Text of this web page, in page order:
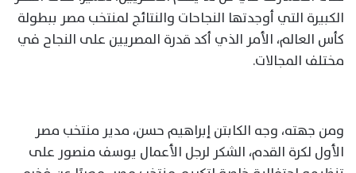
الكبيرة التي أوجدتها النجاحات والنتائج لمنتخب مصر ببطولة
كأس العالم، الأمر الذي أكد قدرة المصريين على النجاح في
مختلف المجالات.
ومن جهته، وجه الكابتن إبراهيم حسن، مدير منتخب مصر
الأول لكرة القدم، الشكر لرجل الأعمال يوسف منصور على